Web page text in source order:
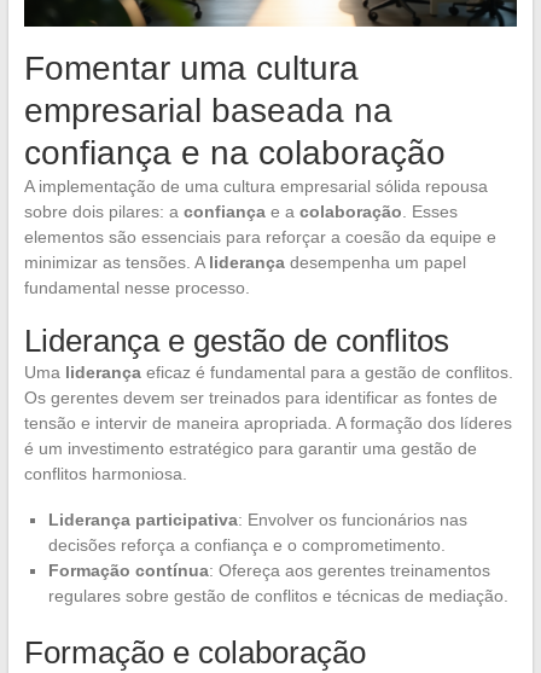
Fomentar uma cultura
empresarial baseada na
confiança e na colaboração
A implementação de uma cultura empresarial sólida repousa
sobre dois pilares: a confiançae a colaboração . Esses
elementos são essenciais para reforçar a coesão da equipe e
minimizar as tensões. A liderançadesempenha um papel
fundamental nesse processo.
Liderança e gestão de conflitos
Uma liderançaeficaz é fundamental para a gestão de conflitos.
Os gerentes devem ser treinados para identificar as fontes de
tensão e intervir de maneira apropriada. A formação dos líderes
é um investimento estratégico para garantir uma gestão de
conflitos harmoniosa.
Liderança participativa: Envolver os funcionários nas
decisões reforça a confiança e o comprometimento.
Formação contínua: Ofereça aos gerentes treinamentos
regulares sobre gestão de conflitos e técnicas de mediação.
Formação e colaboração